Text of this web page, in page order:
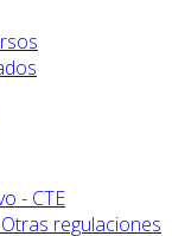
- CTE
regulaciones